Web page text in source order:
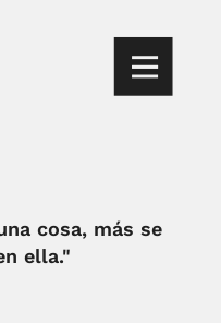
cosa, más se
ella."